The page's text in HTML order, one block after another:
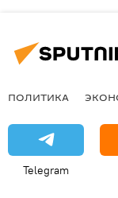
ПОЛИТИКА
Telegram